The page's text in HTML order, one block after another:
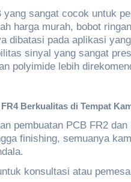
yang sangat cocok untuk
harga murah, bobot
dibatasi pada aplikasi
sinyal yang sangat
polyimide lebih
Berkualitas di Tempat
pembuatan PCB FR2
finishing, semuanya
konsultasi atau